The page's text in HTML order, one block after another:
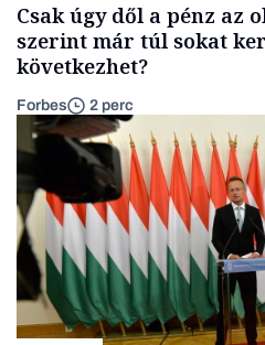
Csak úgy dől a pénz az
szerint már túl sokat
következhet?
Forbes 2 perc